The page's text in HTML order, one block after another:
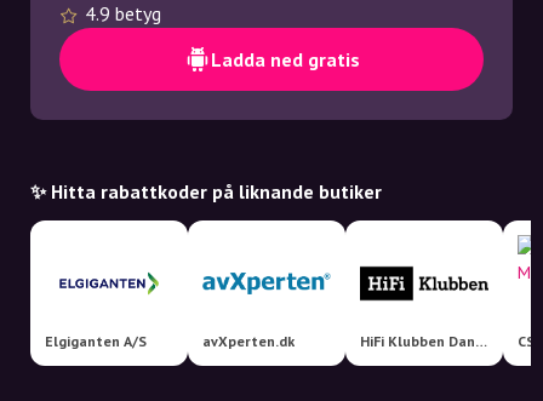
4.9 betyg
Ladda ned gratis
✨ Hitta rabattkoder på liknande butiker
Elgiganten A/S avXperten.dk HiFi Klubben Danmark CS